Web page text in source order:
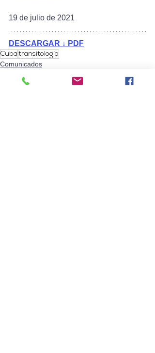
19 de julio de 2021
DESCARGAR ↓ PDF
Cuba transitología
Comunicados